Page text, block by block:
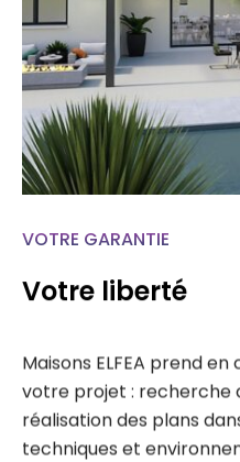
VOTRE GARANTIE
Votre liberté
votre projet : recherche
réalisation des plans
techniques et
et obtention du permis